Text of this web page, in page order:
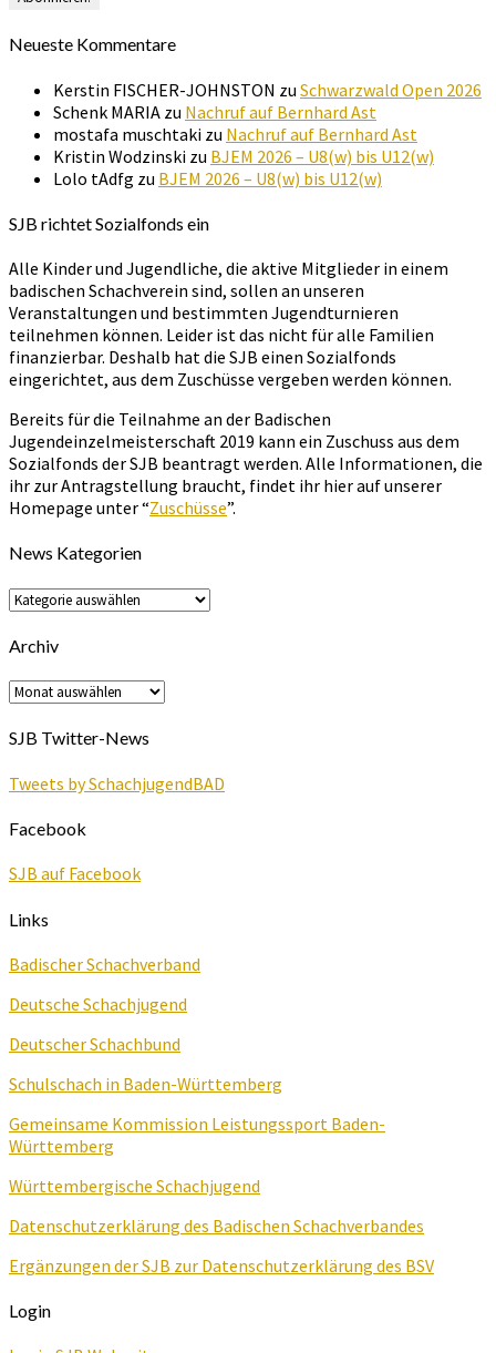
Neueste Kommentare
Kerstin FISCHER-JOHNSTON zu Schwarzwald Open 2026
Schenk MARIA zu Nachruf auf Bernhard Ast
mostafa muschtaki zu Nachruf auf Bernhard Ast
Kristin Wodzinski zu BJEM 2026 – U8(w) bis U12(w)
Lolo tAdfg zu BJEM 2026 – U8(w) bis U12(w)
SJB richtet Sozialfonds ein
Alle Kinder und Jugendliche, die aktive Mitglieder in einem
badischen Schachverein sind, sollen an unseren
Veranstaltungen und bestimmten Jugendturnieren
teilnehmen können. Leider ist das nicht für alle Familien
finanzierbar. Deshalb hat die SJB einen Sozialfonds
eingerichtet, aus dem Zuschüsse vergeben werden können.
Bereits für die Teilnahme an der Badischen
Jugendeinzelmeisterschaft 2019 kann ein Zuschuss aus dem
Sozialfonds der SJB beantragt werden. Alle Informationen, die
ihr zur Antragstellung braucht, findet ihr hier auf unserer
Homepage unter “Zuschüsse”.
News Kategorien
News
Kategorien
Archiv
Archiv
SJB Twitter-News
Tweets by SchachjugendBAD
Facebook
SJB auf Facebook
Links
Badischer Schachverband
Deutsche Schachjugend
Deutscher Schachbund
Schulschach in Baden-Württemberg
Gemeinsame Kommission Leistungssport Baden-
Württemberg
Württembergische Schachjugend
Datenschutzerklärung des Badischen Schachverbandes
Ergänzungen der SJB zur Datenschutzerklärung des BSV
Login